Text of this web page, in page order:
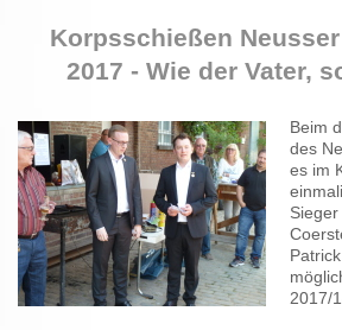
Korpsschießen
2017 - Wie der Vater,
Beim
des
es im
2017/